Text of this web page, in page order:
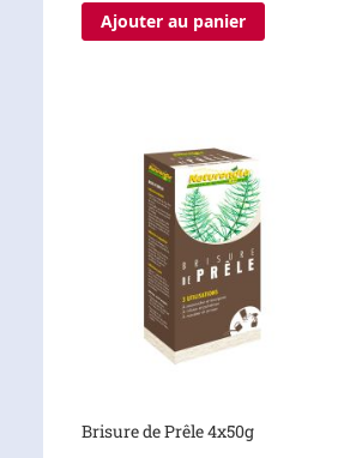
Ajouter au panier
Brisure de Prêle 4x50g